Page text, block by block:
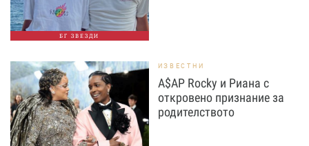
БГ ЗВЕЗДИ
ИЗВЕСТНИ
A$AP Rocky и Риана с
откровено признание за
родителството